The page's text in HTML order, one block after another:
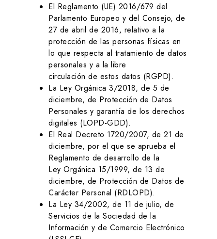
El Reglamento (UE) 2016/679 del
Parlamento Europeo y del Consejo, de
27 de abril de 2016, relativo a la
protección de las personas físicas en
lo que respecta al tratamiento de datos
personales y a la libre
circulación de estos datos (RGPD).
La Ley Orgánica 3/2018, de 5 de
diciembre, de Protección de Datos
Personales y garantía de los derechos
digitales (LOPD-GDD).
El Real Decreto 1720/2007, de 21 de
diciembre, por el que se aprueba el
Reglamento de desarrollo de la
Ley Orgánica 15/1999, de 13 de
diciembre, de Protección de Datos de
Carácter Personal (RDLOPD).
La Ley 34/2002, de 11 de julio, de
Servicios de la Sociedad de la
Información y de Comercio Electrónico